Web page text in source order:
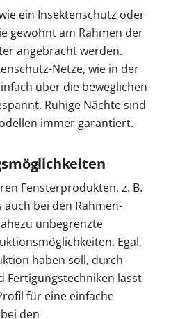
ein Insektenschutz oder
gewohnt am Rahmen der
angebracht werden.
Netze, wie in der
über die beweglichen
Ruhige Nächte sind
immer garantiert.
Fensterprodukten, z. B.
bei den Rahmen-
unbegrenzte
Egal,
haben soll, durch
Fertigungstechniken lässt
für eine einfache
den